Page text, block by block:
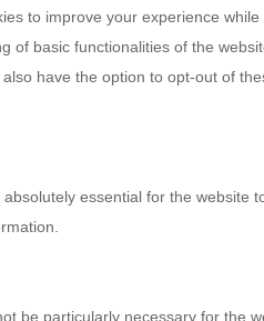
to improve your experience
of basic functionalities of the
have the option to opt-out of
essential for the website
be particularly necessary for the